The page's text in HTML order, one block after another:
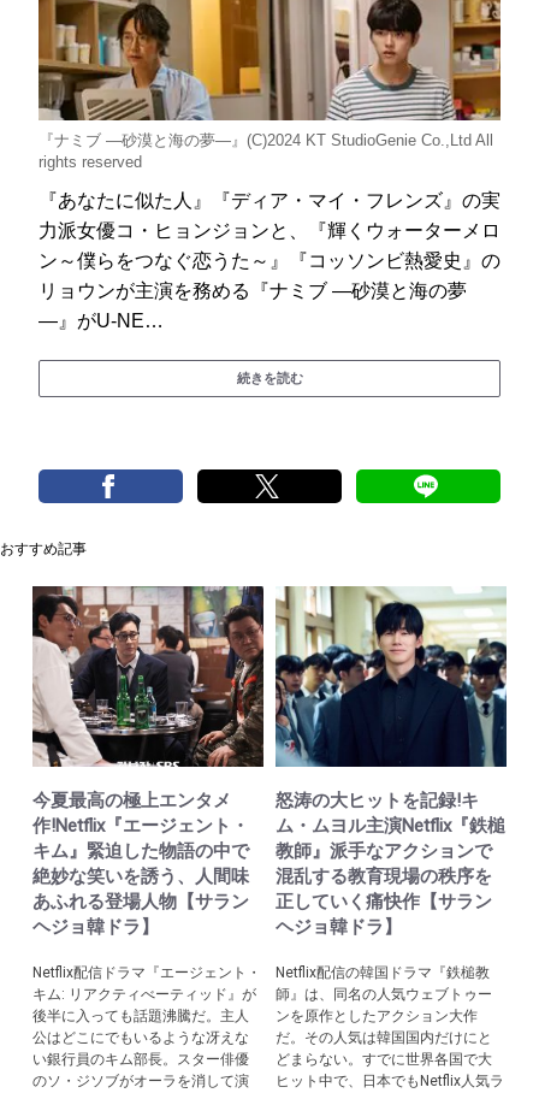
『ナミブ ―砂漠と海の夢―』(C)2024 KT StudioGenie Co.,Ltd All
rights reserved
『あなたに似た人』『ディア・マイ・フレンズ』の実
力派女優コ・ヒョンジョンと、『輝くウォーターメロ
ン～僕らをつなぐ恋うた～』『コッソンビ熱愛史』の
リョウンが主演を務める『ナミブ ―砂漠と海の夢
―』がU-NE…
続きを読む
おすすめ記事
今夏最高の極上エンタメ
作!Netflix『エージェント・
キム』緊迫した物語の中で
絶妙な笑いを誘う、人間味
あふれる登場人物【サラン
ヘジョ韓ドラ】
Netflix配信ドラマ『エージェント・
キム: リアクティべーティッド』が
後半に入っても話題沸騰だ。主人
公はどこにでもいるような冴えな
い銀行員のキム部長。スター俳優
のソ・ジソブがオーラを消して演
怒涛の大ヒットを記録!キ
ム・ムヨル主演Netflix『鉄槌
教師』派手なアクションで
混乱する教育現場の秩序を
正していく痛快作【サラン
ヘジョ韓ドラ】
Netflix配信の韓国ドラマ『鉄槌教
師』は、同名の人気ウェブトゥー
ンを原作としたアクション大作
だ。その人気は韓国国内だけにと
どまらない。すでに世界各国で大
ヒット中で、日本でもNetflix人気ラ